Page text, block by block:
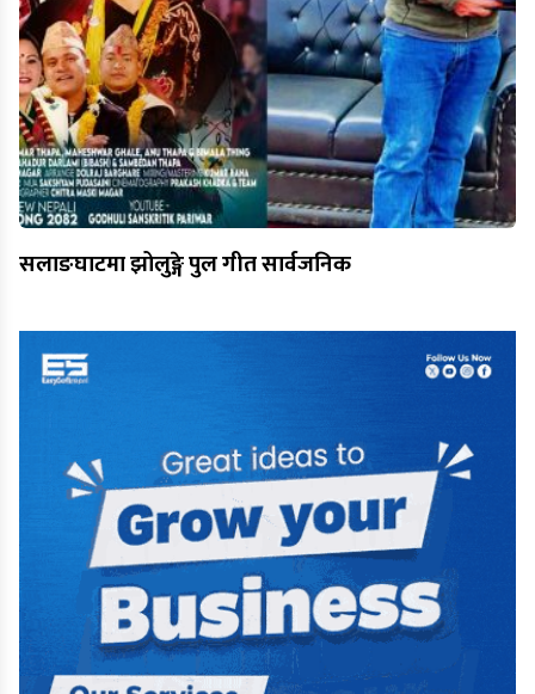
सलाङघाटमा झोलुङ्गे पुल गीत सार्वजनिक